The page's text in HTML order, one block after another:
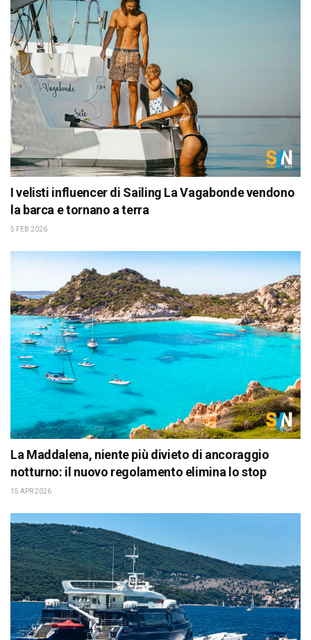
I velisti influencer di Sailing La Vagabonde vendono
la barca e tornano a terra
5 FEB 2026
La Maddalena, niente più divieto di ancoraggio
notturno: il nuovo regolamento elimina lo stop
15 APR 2026